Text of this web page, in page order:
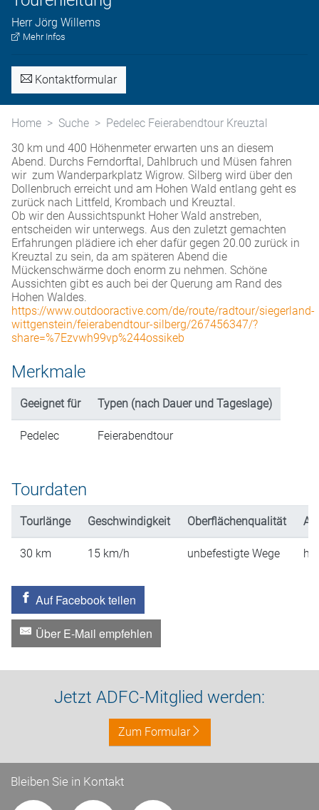
Herr Jörg Willems
Mehr Infos
Kontaktformular
Home Suche
Pedelec Feierabendtour Kreuztal
30 km und 400 Höhenmeter erwarten uns an diesem
Abend. Durchs Ferndorftal, Dahlbruch und Müsen fahren
wir zum Wanderparkplatz Wigrow. Silberg wird über den
Dollenbruch erreicht und am Hohen Wald entlang geht es
zurück nach Littfeld, Krombach und Kreuztal.
Ob wir den Aussichtspunkt Hoher Wald anstreben,
entscheiden wir unterwegs. Aus den zuletzt gemachten
Erfahrungen plädiere ich eher dafür gegen 20.00 zurück in
Kreuztal zu sein, da am späteren Abend die
Mückenschwärme doch enorm zu nehmen. Schöne
Aussichten gibt es auch bei der Querung am Rand des
Hohen Waldes.
https://www.outdooractive.com/de/route/radtour/siegerland-
wittgenstein/feierabendtour-silberg/267456347/?
share=%7Ezvwh99vp%244ossikeb
Merkmale
Geeignet für Typen (nach Dauer und Tageslage)
Pedelec Feierabendtour
Tourdaten
Tourlänge Geschwindigkeit Oberflächenqualität
30 km 15 km/h unbefestigte Wege
Auf Facebook teilen
Über E-Mail empfehlen
Jetzt ADFC-Mitglied werden:
Zum Formular
Bleiben Sie in Kontakt